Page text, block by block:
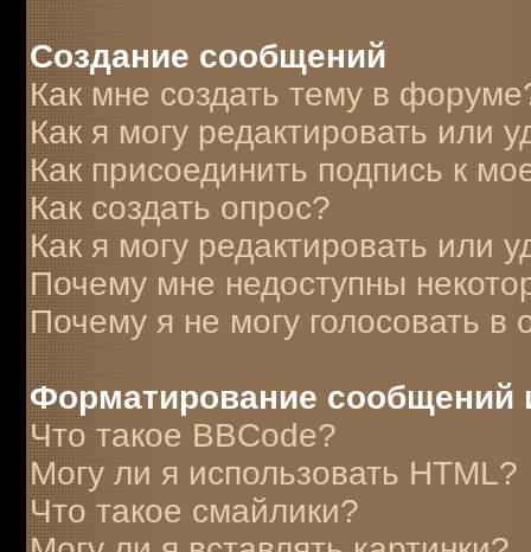
Создание сообщений
Как мне создать тему в
Как я могу редактировать или
Как присоединить подпись к
Как создать опрос?
Как я могу редактировать или
Почему мне недоступны
Почему я не могу голосовать в
Форматирование сообщений
Что такое BBCode?
Могу ли я использовать HTML?
Что такое смайлики?